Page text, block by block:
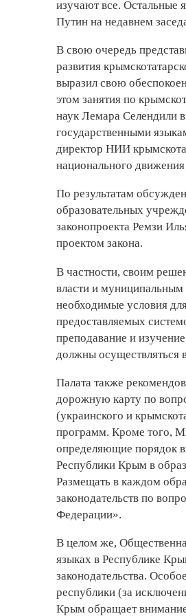
изучают все. Остальные
Путин на недавнем
В свою очередь
развития
выразил свою
этом занятия по
наук Лемара Селендили
государственными
директор НИИ
национального
По результатам
образовательных
законопроекта Ремзи
проектом закона.
В частности, своим
власти и муниципальным
необходимые условия
предоставляемых
преподавание и
должны осуществляться
Палата также
дорожную карту по
(украинского и
программ. Кроме того,
определяющие порядок
Республики Крым в
Размещать в каждом
законодательств по
Федерации».
В целом же,
языках в Республике
законодательства.
республики (за
Крым обращает